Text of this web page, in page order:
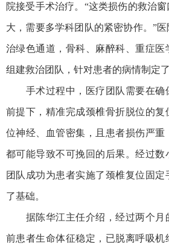
院接受手术治疗。“这类损伤的救治
大，需要多学科团队的紧密协作。”
治绿色通道，骨科、麻醉科、重症医
组建救治团队，针对患者的病情制定
手术过程中，医疗团队需要在确
前提下，精准完成颈椎骨折脱位的复
位神经、血管密集，且患者损伤严重
都可能导致不可挽回的后果。经过数
团队成功为患者实施了颈椎复位固
了基础。
据陈华江主任介绍，经过两个月
前患者生命体征稳定，已脱离呼吸机